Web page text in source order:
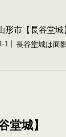
形市【長谷堂城
長谷堂城は面
堂城】